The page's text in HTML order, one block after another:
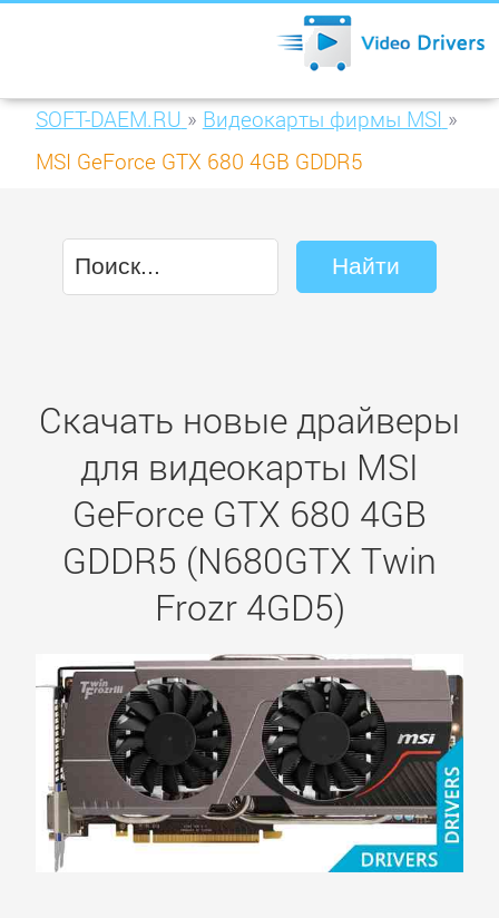
SOFT-DAEM.RU » Видеокарты фирмы MSI »
MSI GeForce GTX 680 4GB GDDR5
Скачать новые драйверы
для видеокарты MSI
GeForce GTX 680 4GB
GDDR5 (N680GTX Twin
Frozr 4GD5)